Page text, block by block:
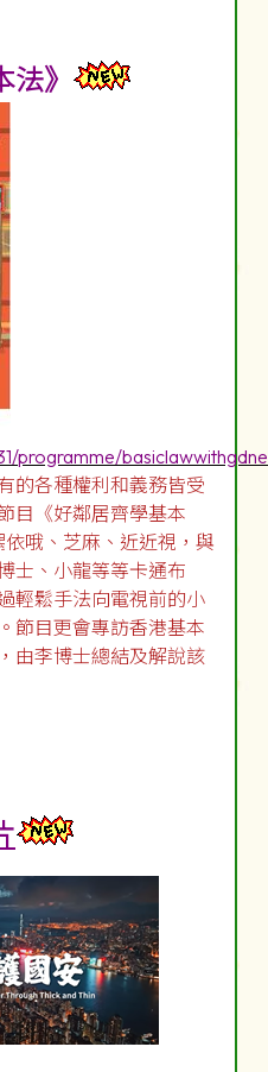
》
programme/
的各種權利和義務皆受
目《好鄰居齊學基本
哦、芝麻、近近視，與
士、小龍等等卡通布
輕鬆手法向電視前的小
節目更會專訪香港基本
由李博士總結及解說該